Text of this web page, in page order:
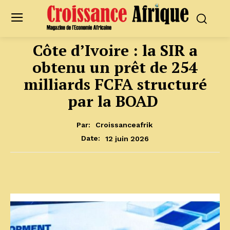
Côte d’Ivoire : la SIR a
obtenu un prêt de 254
milliards FCFA structuré
par la BOAD
Par:
Croissanceafrik
Date:
12 juin 2026